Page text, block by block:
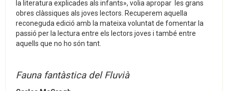
la literatura explicades als infants», volia apropar les grans
obres clàssiques als joves lectors. Recuperem aquella
reconeguda edició amb la mateixa voluntat de fomentar la
passió per la lectura entre els lectors joves i també entre
aquells que no ho són tant.
Fauna fantàstica del Fluvià